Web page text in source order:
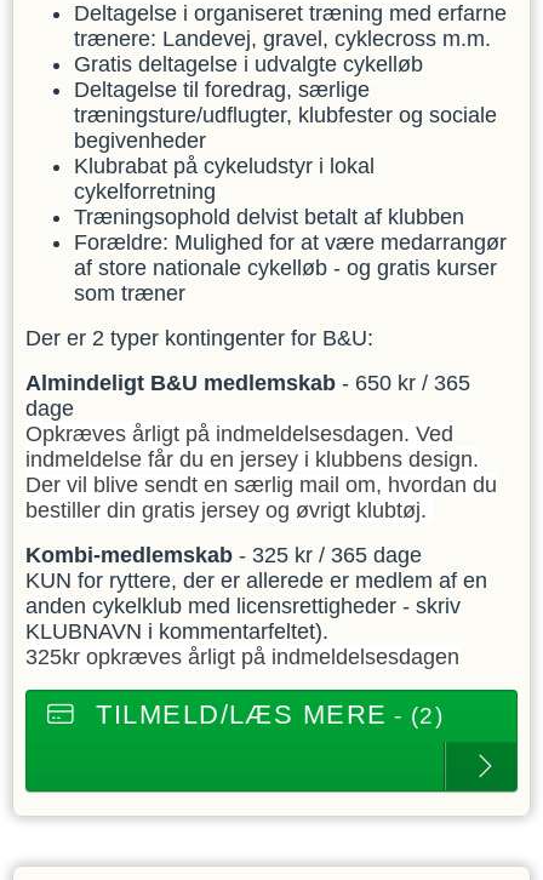
Deltagelse i organiseret træning med erfarne
trænere: Landevej, gravel, cyklecross m.m.
Gratis deltagelse i udvalgte cykelløb
Deltagelse til foredrag, særlige
træningsture/udflugter, klubfester og sociale
begivenheder
Klubrabat på cykeludstyr i lokal
cykelforretning
Træningsophold delvist betalt af klubben
Forældre: Mulighed for at være medarrangør
af store nationale cykelløb - og gratis kurser
som træner
Der er 2 typer kontingenter for B&U:
Almindeligt B&U medlemskab - 650 kr / 365
dage
Opkræves årligt på indmeldelsesdagen. Ved
indmeldelse får du en jersey i klubbens design.
Der vil blive sendt en særlig mail om, hvordan du
bestiller din gratis jersey og øvrigt klubtøj.
Kombi-medlemskab - 325 kr / 365 dage
KUN for ryttere, der er allerede er medlem af en
anden cykelklub med licensrettigheder - skriv
KLUBNAVN i kommentarfeltet).
325kr opkræves årligt på indmeldelsesdagen
TILMELD/LÆS MERE - (2)